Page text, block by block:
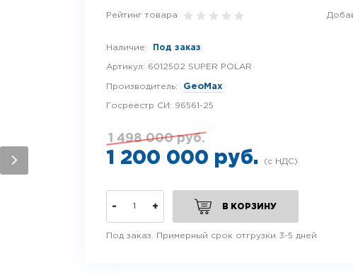
Рейтинг товара
Наличие: Под заказ
Артикул: 6012502 SUPER POLAR
Производитель: GeoMax
Госреестр СИ: 96561-25
1 498 000 руб.
1 200 000 руб.
- + В КОРЗИНУ
Под заказ. Примерный срок отгрузки 3-5 дней